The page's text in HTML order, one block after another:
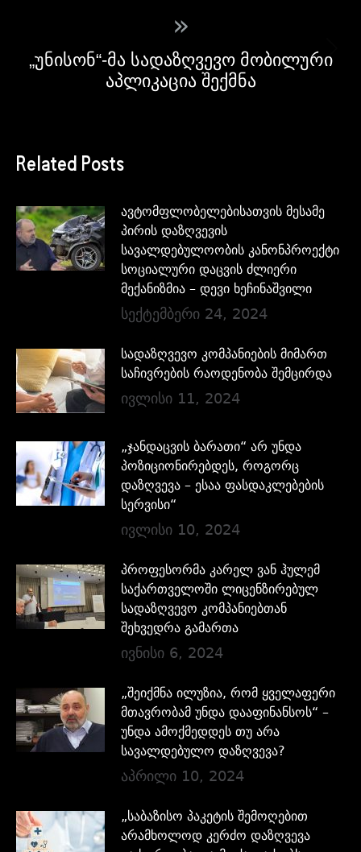
»
„უნისონ“-მა სადაზღვევო მობილური
აპლიკაცია შექმნა
Related Posts
ავტომფლობელებისათვის მესამე
პირის დაზღვევის
სავალდებულოობის კანონპროექტი
სოციალური დაცვის ძლიერი
მექანიზმია – დევი ხეჩინაშვილი
სექტემბერი 24, 2024
სადაზღვევო კომპანიების მიმართ
საჩივრების რაოდენობა შემცირდა
ივლისი 11, 2024
„ჯანდაცვის ბარათი“ არ უნდა
პოზიციონირებდეს, როგორც
დაზღვევა – ესაა ფასდაკლებების
სერვისი“
ივლისი 10, 2024
პროფესორმა კარელ ვან ჰულემ
საქართველოში ლიცენზირებულ
სადაზღვევო კომპანიებთან
შეხვედრა გამართა
ივნისი 6, 2024
„შეიქმნა ილუზია, რომ ყველაფერი
მთავრობამ უნდა დააფინანსოს“ –
უნდა ამოქმედდეს თუ არა
სავალდებულო დაზღვევა?
აპრილი 10, 2024
„საბაზისო პაკეტის შემოღებით
არამხოლოდ კერძო დაზღვევა